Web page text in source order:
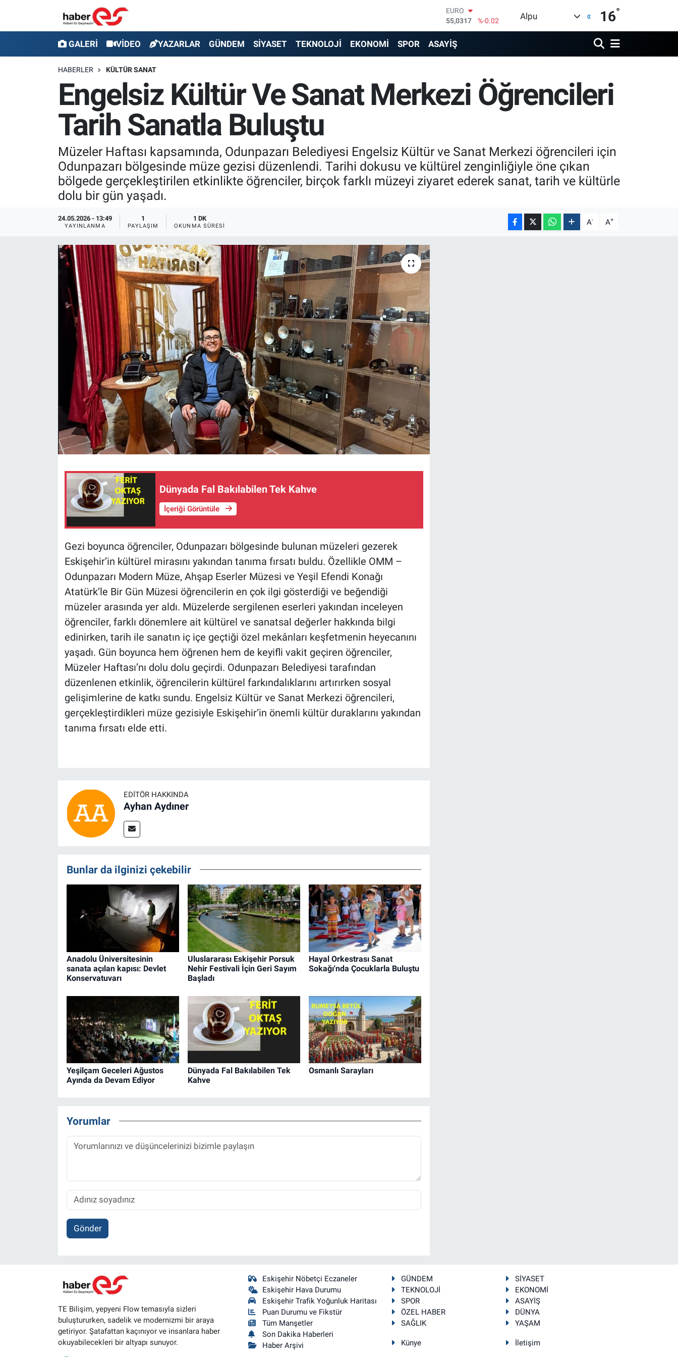
EURO
55,0317
%-0.02
64,2463
GRAM ALTIN
%70
BITCOIN
64.225,61
%-0.63
Alpu 16°
GALERİ VİDEO YAZARLAR GÜNDEM SİYASET TEKNOLOJİ EKONOMİ SPOR ASAYİŞ
HABERLER KÜLTÜR SANAT
Engelsiz Kültür Ve Sanat Merkezi Öğrencileri
Tarih Sanatla Buluştu
Müzeler Haftası kapsamında, Odunpazarı Belediyesi Engelsiz Kültür ve Sanat Merkezi öğrencileri için
Odunpazarı bölgesinde müze gezisi düzenlendi. Tarihi dokusu ve kültürel zenginliğiyle öne çıkan
bölgede gerçekleştirilen etkinlikte öğrenciler, birçok farklı müzeyi ziyaret ederek sanat, tarih ve kültürle
dolu bir gün yaşadı.
24.05.2026 - 13:49
YAYINLANMA
1
PAYLAŞIM
1 DK
OKUNMA SÜRESI A- A+
Dünyada Fal Bakılabilen Tek Kahve
İçeriği Görüntüle
Gezi boyunca öğrenciler, Odunpazarı bölgesinde bulunan müzeleri gezerek
Eskişehir’in kültürel mirasını yakından tanıma fırsatı buldu. Özellikle OMM –
Odunpazarı Modern Müze, Ahşap Eserler Müzesi ve Yeşil Efendi Konağı
Atatürk’le Bir Gün Müzesi öğrencilerin en çok ilgi gösterdiği ve beğendiği
müzeler arasında yer aldı. Müzelerde sergilenen eserleri yakından inceleyen
öğrenciler, farklı dönemlere ait kültürel ve sanatsal değerler hakkında bilgi
edinirken, tarih ile sanatın iç içe geçtiği özel mekânları keşfetmenin heyecanını
yaşadı. Gün boyunca hem öğrenen hem de keyifli vakit geçiren öğrenciler,
Müzeler Haftası’nı dolu dolu geçirdi. Odunpazarı Belediyesi tarafından
düzenlenen etkinlik, öğrencilerin kültürel farkındalıklarını artırırken sosyal
gelişimlerine de katkı sundu. Engelsiz Kültür ve Sanat Merkezi öğrencileri,
gerçekleştirdikleri müze gezisiyle Eskişehir’in önemli kültür duraklarını yakından
tanıma fırsatı elde etti.
EDITÖR HAKKINDA
Ayhan Aydıner
Bunlar da ilginizi çekebilir
Anadolu Üniversitesinin
sanata açılan kapısı: Devlet
Konservatuvarı
Uluslararası Eskişehir Porsuk
Nehir Festivali İçin Geri Sayım
Başladı
Hayal Orkestrası Sanat
Sokağı'nda Çocuklarla Buluştu
Yeşilçam Geceleri Ağustos
Ayında da Devam Ediyor
Dünyada Fal Bakılabilen Tek
Kahve
Osmanlı Sarayları
Yorumlar
Gönder
TE Bilişim, yepyeni Flow temasıyla sizleri
buluştururken, sadelik ve modernizmi bir araya
getiriyor. Şatafattan kaçınıyor ve insanlara haber
okuyabilecekleri bir altyapı sunuyor.
Eskişehir Nöbetçi Eczaneler
Eskişehir Hava Durumu
Eskişehir Trafik Yoğunluk Haritası
Puan Durumu ve Fikstür
Tüm Manşetler
Son Dakika Haberleri
Haber Arşivi
GÜNDEM
SİYASET
TEKNOLOJİ
EKONOMİ
SPOR
ASAYİŞ
ÖZEL HABER
DÜNYA
SAĞLIK
YAŞAM
Künye İletişim
YAZARLAR
GÜNDEM
TEKNOLOJİ
EKONOMİ
Eskişehir Nöbetçi Eczaneler
Eskişehir Hava Durumu
Eskişehir Trafik Yoğunluk Haritası
Süper Lig Puan Durumu ve Fikstür
Son Dakika Haberleri
Haber Arşivi